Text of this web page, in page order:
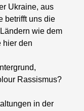
Ukraine, aus
betrifft uns die
wie dem
hier den
Rassismus?
in der